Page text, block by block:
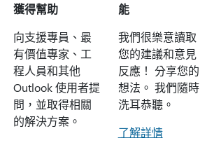
獲得幫助
向支援專員、最
有價值專家、工
程人員和其他
Outlook 使用者提
問，並取得相關
的解決方案。
能
我們很樂意讀取
您的建議和意見
反應！ 分享您的
想法。 我們隨時
洗耳恭聽。
了解詳情